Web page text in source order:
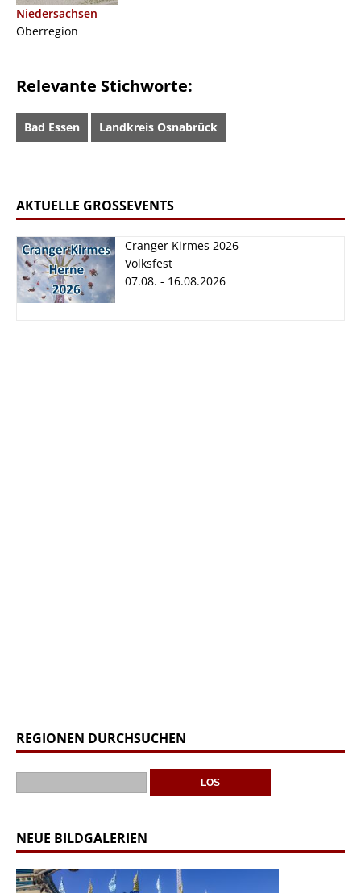
Niedersachsen
Oberregion
Relevante Stichworte:
Bad Essen Landkreis Osnabrück
AKTUELLE GROSSEVENTS
Cranger Kirmes 2026
Volksfest
07.08. - 16.08.2026
REGIONEN DURCHSUCHEN
NEUE BILDGALERIEN